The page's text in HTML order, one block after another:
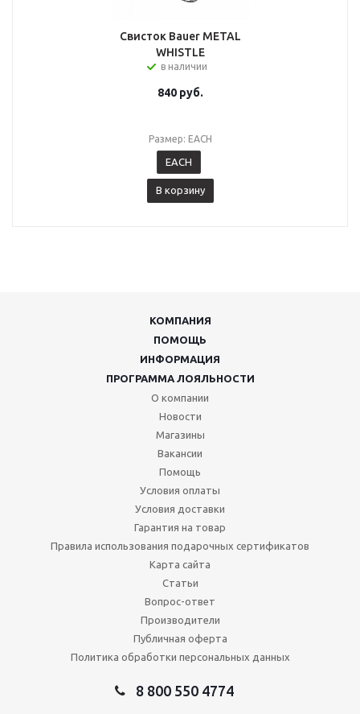
Свисток Bauer METAL
WHISTLE
в наличии
840 руб.
Размер: EACH
EACH
В корзину
КОМПАНИЯ
ПОМОЩЬ
ИНФОРМАЦИЯ
ПРОГРАММА ЛОЯЛЬНОСТИ
О компании
Новости
Магазины
Вакансии
Помощь
Условия оплаты
Условия доставки
Гарантия на товар
Правила использования подарочных сертификатов
Карта сайта
Статьи
Вопрос-ответ
Производители
Публичная оферта
Политика обработки персональных данных
8 800 550 4774